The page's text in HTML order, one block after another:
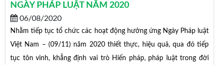
NGÀY PHÁP LUẬT NĂM 2020
06/08/2020
Nhằm tiếp tục tổ chức các hoạt động hưởng ứng Ngày Pháp luật
Việt Nam – (09/11) năm 2020 thiết thực, hiệu quả, qua đó tiếp
tục tôn vinh, khẳng định vai trò Hiến pháp, pháp luật trong đời